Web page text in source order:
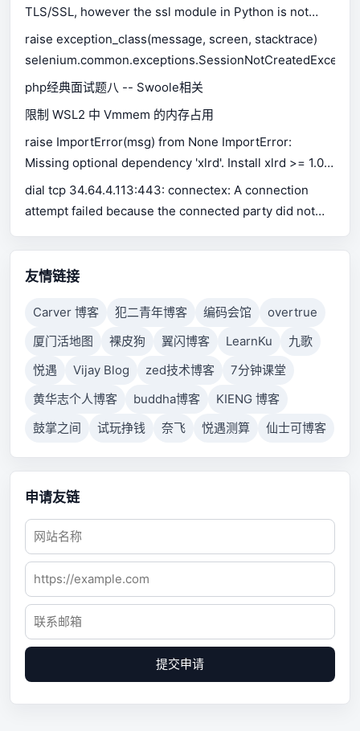
TLS/SSL, however the ssl module in Python is not
available.
raise exception_class(message, screen, stacktrace)
php经典面试题八 -- Swoole相关
限制 WSL2 中 Vmmem 的内存占用
raise ImportError(msg) from None ImportError:
Missing optional dependency 'xlrd'. Install xlrd >= 1.0.0
for Excel support Use pip or conda to install xlrd.
dial tcp 34.64.4.113:443: connectex: A connection
attempt failed because the connected party did not
connection failed because connected host has failed
to respond.
友情链接
Carver 博客 犯二青年博客 编码会馆
overtrue
厦门活地图
裸皮狗 翼闪博客 LearnKu
九歌
悦遇
Vijay Blog zed技术博客
7分钟课堂
黄华志个人博客
buddha博客
KIENG 博客
鼓掌之间
试玩挣钱 奈飞 悦遇测算 仙士可博客
申请友链
提交申请